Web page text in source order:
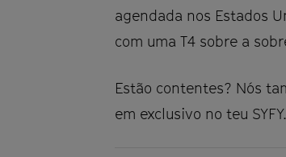
agendada nos Estados
com uma T4 sobre a
Estão contentes? Nós
em exclusivo no teu